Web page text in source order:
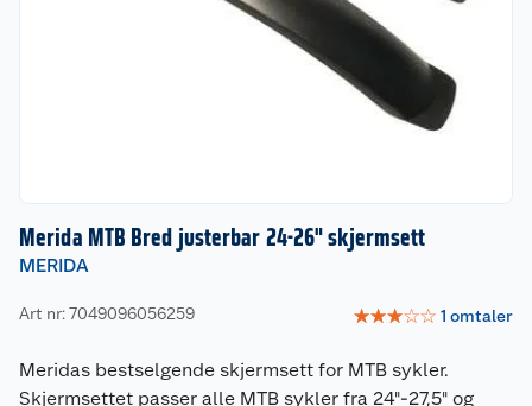
Merida MTB Bred justerbar 24-26" skjermsett
MERIDA
Art nr: 7049096056259 ☆☆☆☆☆ 1 omtaler
Meridas bestselgende skjermsett for MTB sykler.
Skjermsettet passer alle MTB sykler fra 24"-27,5" og